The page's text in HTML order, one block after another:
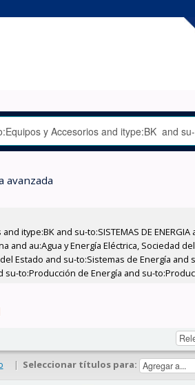
avanzada
itype:BK and su-to:SISTEMAS DE
au:Agua y Energía Eléctrica, Sociedad
Estado and su-to:Sistemas de Energía
to:Producción de Energía and su-
| Seleccionar títulos para: